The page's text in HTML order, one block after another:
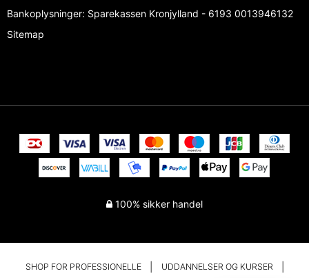
Bankoplysninger: Sparekassen Kronjylland - 6193 0013946132
Sitemap
100% sikker handel
SHOP FOR PROFESSIONELLE UDDANNELSER OG KURSER